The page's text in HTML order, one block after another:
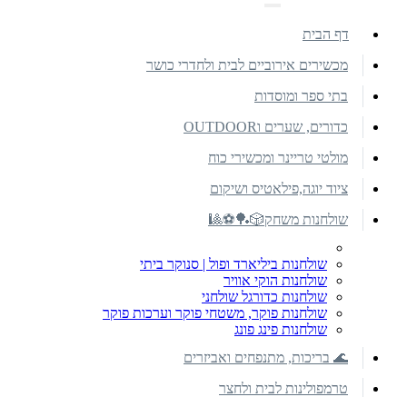
דף הבית
מכשירים אירוביים לבית ולחדרי כושר
בתי ספר ומוסדות
כדורים, שערים וOUTDOOR
מולטי טריינר ומכשירי כוח
ציוד יוגה,פילאטיס ושיקום
שולחנות משחק🎲🏓⚽🎱
שולחנות ביליארד ופול | סנוקר ביתי
שולחנות הוקי אוויר
שולחנות כדורגל שולחני
שולחנות פוקר, משטחי פוקר וערכות פוקר
שולחנות פינג פונג
🌊 בריכות, מתנפחים ואביזרים
טרמפולינות לבית ולחצר